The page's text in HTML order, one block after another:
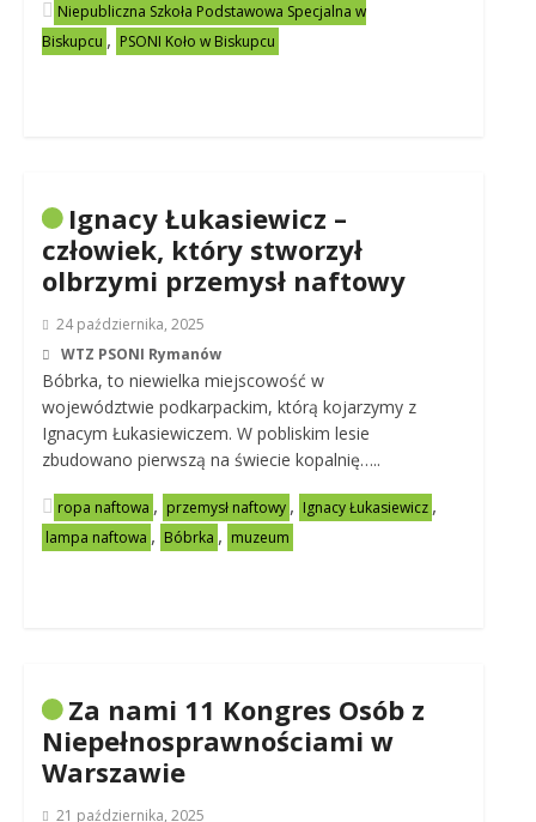
Niepubliczna Szkoła Podstawowa Specjalna w
Biskupcu , PSONI Koło w Biskupcu
Ignacy Łukasiewicz –
człowiek, który stworzył
olbrzymi przemysł naftowy
24 października, 2025
WTZ PSONI Rymanów
Bóbrka, to niewielka miejscowość w
województwie podkarpackim, którą kojarzymy z
Ignacym Łukasiewiczem. W pobliskim lesie
zbudowano pierwszą na świecie kopalnię…..
ropa naftowa , przemysł naftowy , Ignacy Łukasiewicz ,
lampa naftowa , Bóbrka , muzeum
Za nami 11 Kongres Osób z
Niepełnosprawnościami w
Warszawie
21 października, 2025